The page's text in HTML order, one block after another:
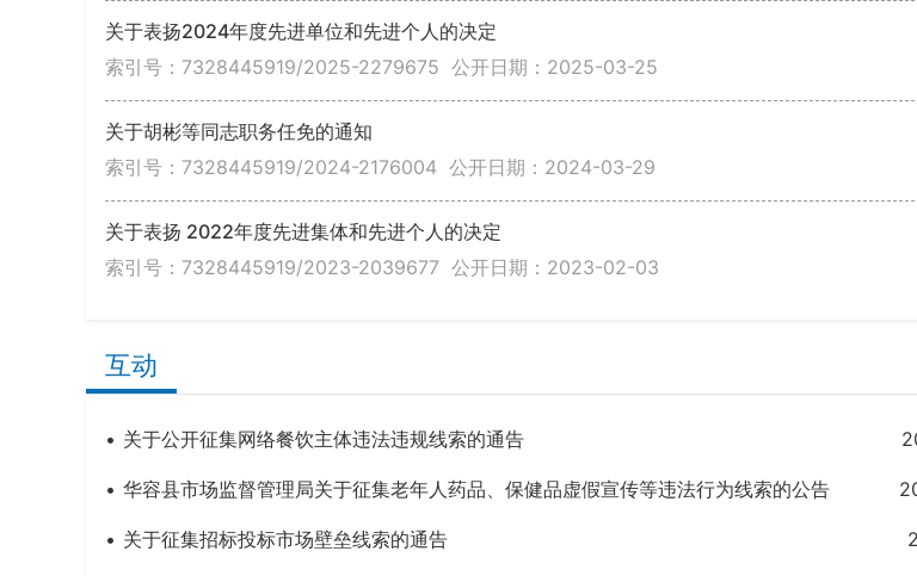
关于表扬2024年度先进单位和先进个人的决定
索引号：7328445919/2025-2279675 公开日期：2025-03-25
关于胡彬等同志职务任免的通知
索引号：7328445919/2024-2176004 公开日期：2024-03-29
关于表扬 2022年度先进集体和先进个人的决定
索引号：7328445919/2023-2039677 公开日期：2023-02-03
互动
关于公开征集网络餐饮主体违法违规线索的通告
华容县市场监督管理局关于征集老年人药品、保健品虚假宣传等违法行为线索的公告
关于征集招标投标市场壁垒线索的通告